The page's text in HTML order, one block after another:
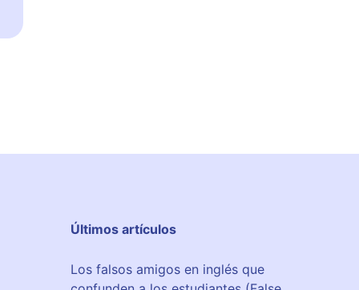
Últimos artículos
Los falsos amigos en inglés que